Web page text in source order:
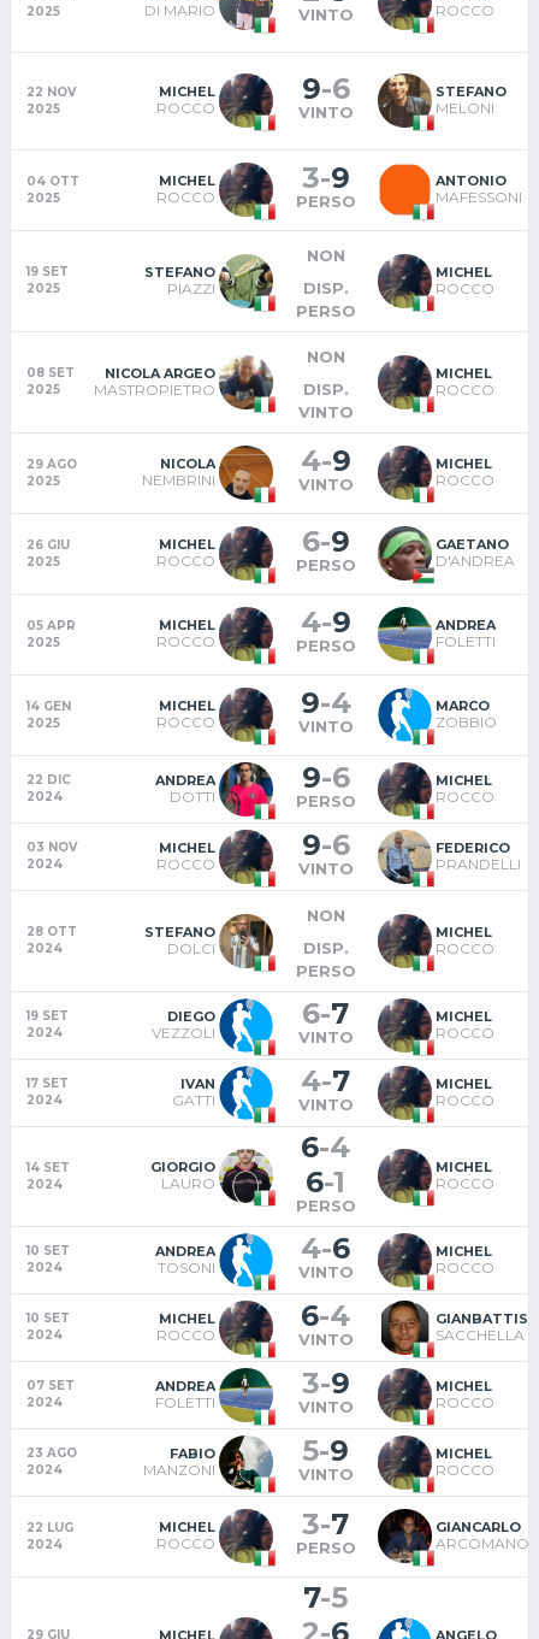
2025
DI MARIO VINTO ROCCO
22 NOV
2025
MICHEL
ROCCO
9-6
VINTO
STEFANO
MELONI
04 OTT
2025
MICHEL
ROCCO
3-9
PERSO
ANTONIO
MAFESSONI
19 SET
2025
STEFANO
PIAZZI
NON
DISP.
PERSO
MICHEL
ROCCO
08 SET
2025
NICOLA ARGEO
MASTROPIETRO
NON
DISP.
VINTO
MICHEL
ROCCO
29 AGO
2025
NICOLA
NEMBRINI
4-9
VINTO
MICHEL
ROCCO
26 GIU
2025
MICHEL
ROCCO
6-9
PERSO
GAETANO
D'ANDREA
05 APR
2025
MICHEL
ROCCO
4-9
PERSO
ANDREA
FOLETTI
14 GEN
2025
MICHEL
ROCCO
9-4
VINTO
MARCO
ZOBBIO
22 DIC
2024
ANDREA
DOTTI
9-6
PERSO
MICHEL
ROCCO
03 NOV
2024
MICHEL
ROCCO
9-6
VINTO
FEDERICO
PRANDELLI
28 OTT
2024
STEFANO
DOLCI
NON
DISP.
PERSO
MICHEL
ROCCO
19 SET
2024
DIEGO
VEZZOLI
6-7
VINTO
MICHEL
ROCCO
17 SET
2024
IVAN
GATTI
4-7
VINTO
MICHEL
ROCCO
14 SET
2024
GIORGIO
LAURO
6-4
6-1
PERSO
MICHEL
ROCCO
10 SET
2024
ANDREA
TOSONI
4-6
VINTO
MICHEL
ROCCO
10 SET
2024
MICHEL
ROCCO
6-4
VINTO SACCHELLA
07 SET
2024
ANDREA
FOLETTI
3-9
VINTO
MICHEL
ROCCO
23 AGO
2024
FABIO
MANZONI
5-9
VINTO
MICHEL
ROCCO
22 LUG
2024
MICHEL
ROCCO
3-7
PERSO
GIANCARLO
ARCOMANO
29 GIU MICHEL
7-5
ANGELO